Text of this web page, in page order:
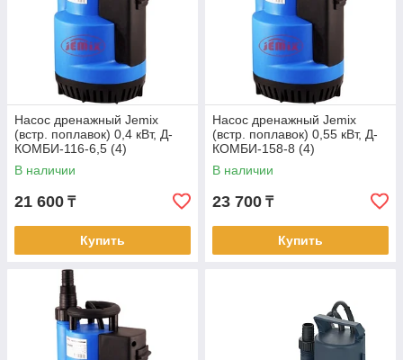
Насос дренажный Jemix
(встр. поплавок) 0,4 кВт, Д-
КОМБИ-116-6,5 (4)
В наличии
21 600 ₸
Купить
Насос дренажный Jemix
(встр. поплавок) 0,55 кВт, Д-
КОМБИ-158-8 (4)
В наличии
23 700 ₸
Купить